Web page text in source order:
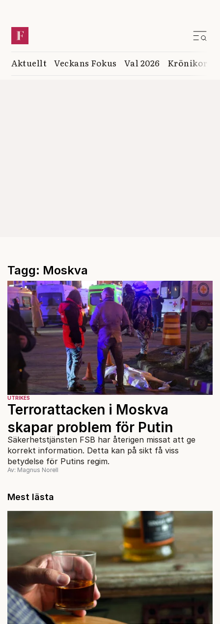
Aktuellt Veckans Fokus Val 2026 Krönikor
Tagg: Moskva
UTRIKES
Terrorattacken i Moskva
skapar problem för Putin
Säkerhetstjänsten FSB har återigen missat att ge
korrekt information. Detta kan på sikt få viss
betydelse för Putins regim.
Av: Magnus Norell
Mest lästa